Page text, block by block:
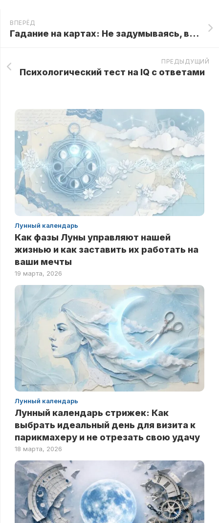
ВПЕРЁД
Гадание на картах: Не задумываясь, выберите карту и узнайте о будущих переменах
ПРЕДЫДУЩИЙ
Психологический тест на IQ с ответами
Лунный календарь
Как фазы Луны управляют нашей
жизнью и как заставить их работать на
ваши мечты
19 марта, 2026
Лунный календарь
Лунный календарь стрижек: Как
выбрать идеальный день для визита к
парикмахеру и не отрезать свою удачу
18 марта, 2026